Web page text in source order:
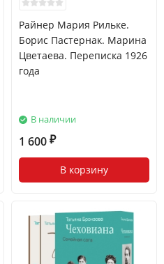
Райнер Мария Рильке.
Борис Пастернак. Марина
Цветаева. Переписка 1926
года
В наличии
1 600 ₽
В корзину